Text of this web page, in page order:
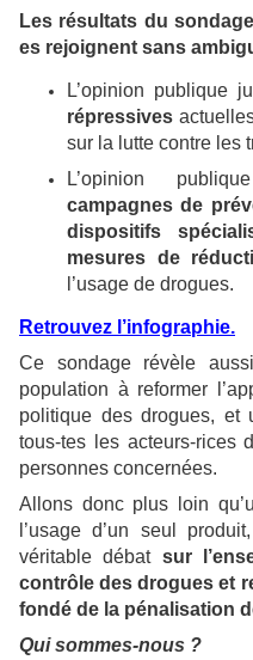
Les résultats du
es rejoignent sans
L’opinion publique
répressives
sur la lutte contre les
L’opinion
campagnes de
dispositifs
mesures de
l’usage de drogues.
Retrouvez l’infographie.
Ce sondage révèle
population à reformer
politique des drogues, et
tous-tes les acteurs-rices
personnes concernées.
Allons donc plus loin
l’usage d’un seul
véritable débat sur
contrôle des drogues et
fondé de la pénalisation
Qui sommes-nous ?